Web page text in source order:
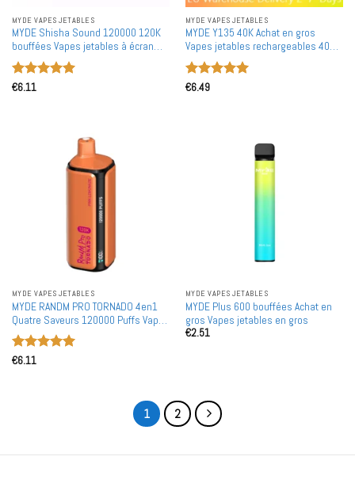
MYDE VAPES JETABLES
MYDE Shisha Sound 120000 120K
bouffées Vapes jetables à écran
intelligent Achat en gros en vrac
Note
€6.11
MYDE VAPES JETABLES
MYDE Y135 40K Achat en gros
Vapes jetables rechargeables 40
000 bouffées
Note
€6.49
MYDE VAPES JETABLES
MYDE RANDM PRO TORNADO 4en1
Quatre Saveurs 120000 Puffs Vapes
Jetables 120K Achat en Gros Maille
Écran Bobine
Note
€6.11
MYDE VAPES JETABLES
MYDE Plus 600 bouffées Achat en
gros Vapes jetables en gros
€2.51
1 2